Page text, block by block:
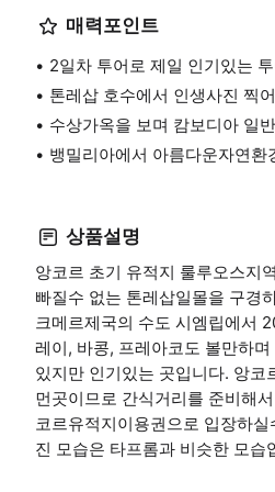
매력포인트
2일차 투어로 제일 인기있는
톤레삽 호수에서 인생사진 찍
수상가옥을 보며 캄보디아 일
뱅밀리아에서 아름다운자연
상품설명
앙코르 초기 유적지 룰루오스지
빠질수 없는 톤레삽일몰을 구경
크메르제국의 수도 시엠립에서
레이, 바콩, 프레아코도 볼만하
있지만 인기있는 곳입니다. 앙
먼곳이므로 간식거리를 준비해
코르유적지이용권으로 입장하
진 모습은 타프롬과 비슷한 모